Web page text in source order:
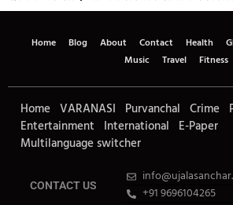
Home Blog About Contact Health
Music
Travel Fitness
Home VARANASI Purvanchal Crime
Entertainment International E-Paper
Multilanguage switcher
CONTACT US
+91 9696104265